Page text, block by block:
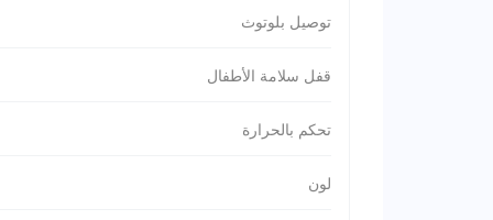
توصيل بلوتوث
قفل سلامة الأطفال
تحكم بالحرارة
لون